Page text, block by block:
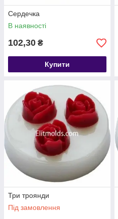
Сердечка
В наявності
102,30 ₴
Купити
Три троянди
Під замовлення